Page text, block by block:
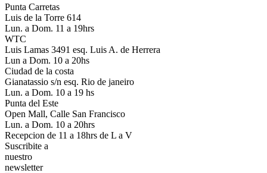
Punta Carretas
Luis de la Torre 614
Lun. a Dom. 11 a 19hrs
WTC
Luis Lamas 3491 esq. Luis A. de Herrera
Lun a Dom. 10 a 20hs
Ciudad de la costa
Gianatassio s/n esq. Rio de janeiro
Lun. a Dom. 10 a 19 hs
Punta del Este
Open Mall, Calle San Francisco
Lun. a Dom. 10 a 20hrs
Recepcion de 11 a 18hrs de L a V
Suscribite a
nuestro
newsletter